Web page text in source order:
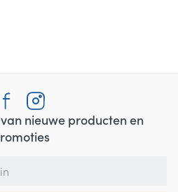
nieuwe producten en